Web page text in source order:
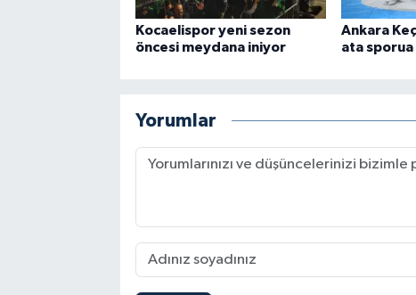
Kocaelispor yeni sezon
öncesi meydana iniyor
Ankara
ata sporua
Yorumlar